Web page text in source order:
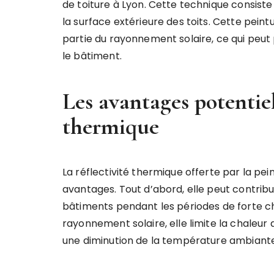
de toiture à Lyon. Cette technique
la surface extérieure des toits. Cette
partie du rayonnement solaire, ce qui
le bâtiment.
Les avantages
thermique
La réflectivité thermique offerte par la
avantages. Tout d’abord, elle peut
bâtiments pendant les périodes de forte
rayonnement solaire, elle limite la
une diminution de la température